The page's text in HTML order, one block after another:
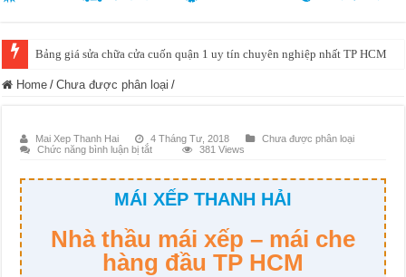
Bảng giá sửa chữa cửa cuốn quận 1 uy tín chuyên nghiệp nhất TP HCM
Home / Chưa được phân loại /
Mai Xep Thanh Hai 4 Tháng Tư, 2018
Chưa được phân loại
Chức năng bình luận bị tắtở 381 Views
MÁI XẾP THANH HẢI
Nhà thầu mái xếp – mái che
hàng đầu TP HCM